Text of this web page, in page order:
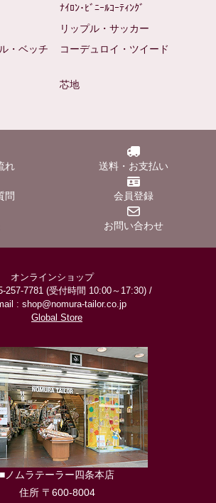
ﾅｲﾛﾝ･ﾋﾞﾆｰﾙｺｰﾃｨﾝｸﾞ
リップル・サッカー
・ベッチ
コーデュロイ・ツイード
芯地
れ 送料・お支払い
問 会員登録
お問い合わせ
オンラインショップ
257-7781 (受付時間 10:00～17:30) /
: shop@nomura-tailor.co.jp
Global Store
■ノムラテーラー四条本店
住所 〒600-8004